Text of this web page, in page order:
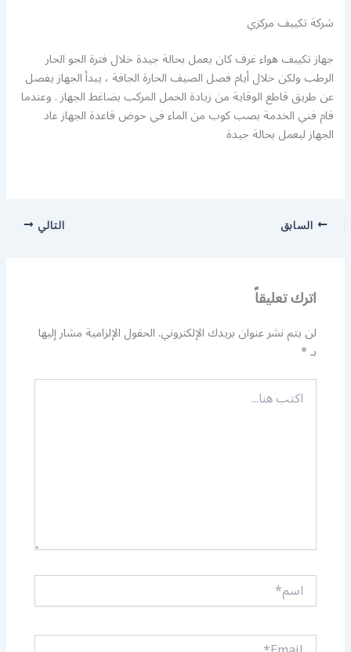
شركة تكييف مركزي
جهاز تكييف هواء غرف كان يعمل بحالة جيدة خلال فترة الجو الحار
الرطب ولكن خلال أيام فصل الصيف الحارة الجافة ، يبدأ الجهاز يفصل
عن طريق قاطع الوقاية من زيادة الحمل المركب بضاغط الجهاز . وعندما
قام فني الخدمة بصب كوب من الماء في حوض قاعدة الجهاز عاد
الجهاز ليعمل بحالة جيدة
السابق التالي
اترك تعليقاً
لن يتم نشر عنوان بريدك الإلكتروني.الحقول الإلزامية مشار إليها
بـ*
اكتب
هنا...
اسم*
Email*